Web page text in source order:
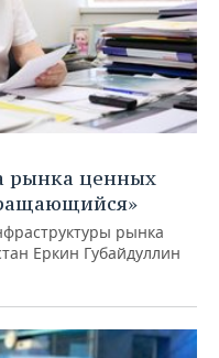
рынка ценных
рынка
Еркин Губайдуллин